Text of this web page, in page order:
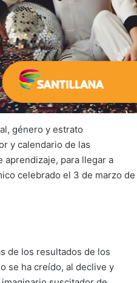
género y estrato
y calendario de las
aprendizaje, para llegar a
celebrado el 3 de marzo de
de los resultados de los
se ha creído, al declive y